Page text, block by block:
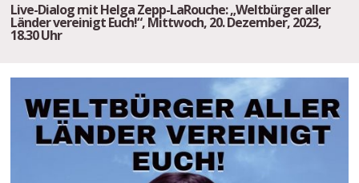
Live-Dialog mit Helga Zepp-LaRouche: „Weltbürger aller
Länder vereinigt Euch!“, Mittwoch, 20. Dezember, 2023,
18.30 Uhr